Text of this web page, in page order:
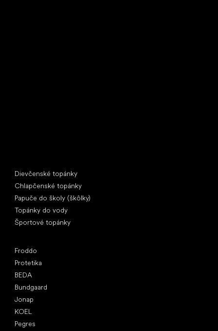
Dievčenské topánky
Chlapčenské topánky
Papuče do školy (škôlky)
Topánky do vody
Športové topánky
Froddo
Protetika
BEDA
Bundgaard
Jonap
KOEL
Pegres